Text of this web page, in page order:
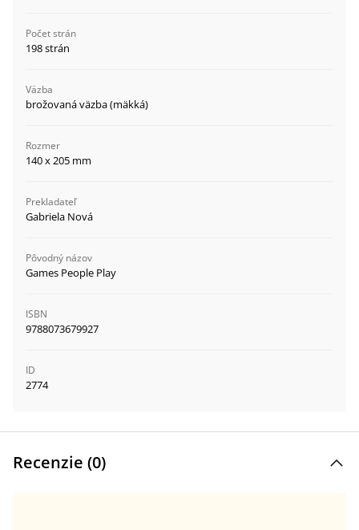
Počet strán
198 strán
Väzba
brožovaná väzba (mäkká)
Rozmer
140 x 205 mm
Prekladateľ
Gabriela Nová
Pôvodný názov
Games People Play
ISBN
9788073679927
ID
2774
Recenzie (0)